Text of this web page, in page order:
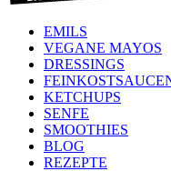
EMILS
VEGANE MAYOS
DRESSINGS
KETCHUPS
SENFE
SMOOTHIES
BLOG
REZEPTE